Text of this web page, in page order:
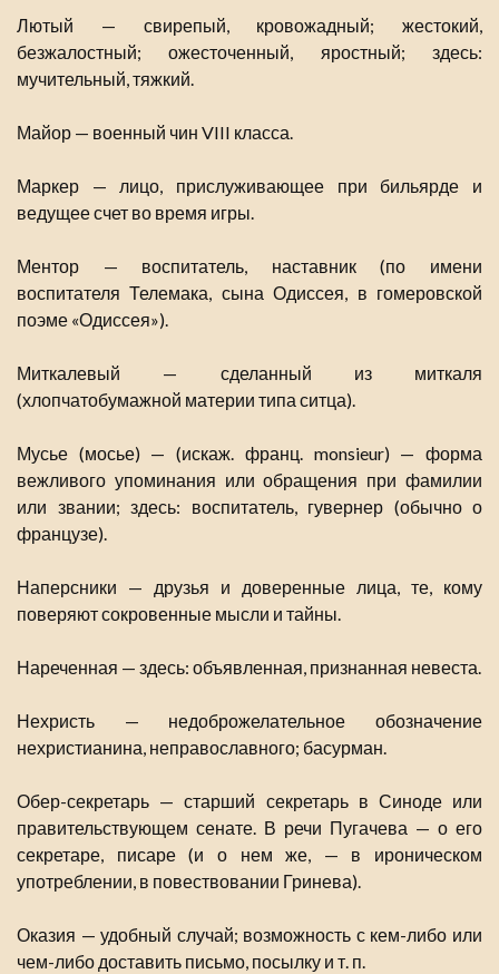
Лютый — свирепый, кровожадный; жестокий,
безжалостный; ожесточенный, яростный; здесь:
мучительный, тяжкий.
Майор — военный чин VIII класса.
Маркер — лицо, прислуживающее при бильярде и
ведущее счет во время игры.
Ментор — воспитатель, наставник (по имени
воспитателя Телемака, сына Одиссея, в гомеровской
поэме «Одиссея»).
Миткалевый — сделанный из миткаля
(хлопчатобумажной материи типа ситца).
Мусье (мосье) — (искаж. франц. monsieur) — форма
вежливого упоминания или обращения при фамилии
или звании; здесь: воспитатель, гувернер (обычно о
французе).
Наперсники — друзья и доверенные лица, те, кому
поверяют сокровенные мысли и тайны.
Нареченная — здесь: объявленная, признанная невеста.
Нехристь — недоброжелательное обозначение
нехристианина, неправославного; басурман.
Обер-секретарь — старший секретарь в Синоде или
правительствующем сенате. В речи Пугачева — о его
секретаре, писаре (и о нем же, — в ироническом
употреблении, в повествовании Гринева).
Оказия — удобный случай; возможность с кем-либо или
чем-либо доставить письмо, посылку и т. п.